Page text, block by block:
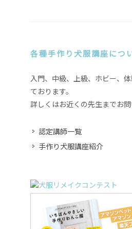
各種手作り犬服講座につ
入門、中級、上級、ホビー、
ております。
詳しくはお近くの先生までお問
認定講師一覧
手作り犬服講座紹介